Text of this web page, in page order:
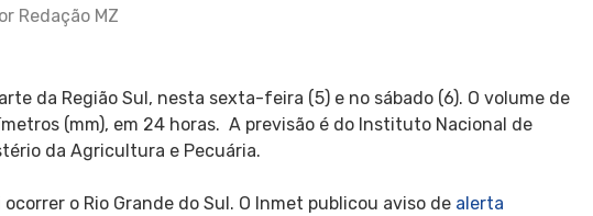
Redação MZ
da Região Sul, nesta sexta-feira (5) e no sábado (6). O volume de
(mm), em 24 horas. A previsão é do Instituto Nacional de
da Agricultura e Pecuária.
o Rio Grande do Sul. O Inmet publicou aviso de alerta